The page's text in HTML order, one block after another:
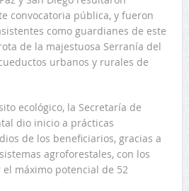
convocatoria pública, y fueron
como guardianes de este
de la majestuosa Serranía del
urbanos y rurales de
ecológico, la Secretaría de
dio inicio a prácticas
de los beneficiarios, gracias a
agroforestales, con los
máximo potencial de 52